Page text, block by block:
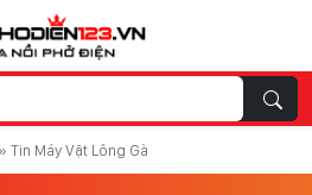
» Tin Máy Vặt Lông Gà